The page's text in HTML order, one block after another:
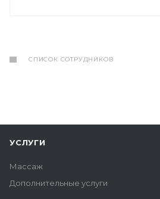
СПИСОК СОТРУДНИКОВ
УСЛУГИ
Массаж
Дополнительные услуги